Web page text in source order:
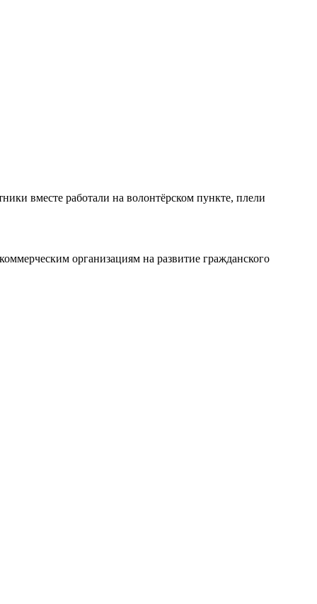
вместе работали на волонтёрском пункте, плели
организациям на развитие гражданского